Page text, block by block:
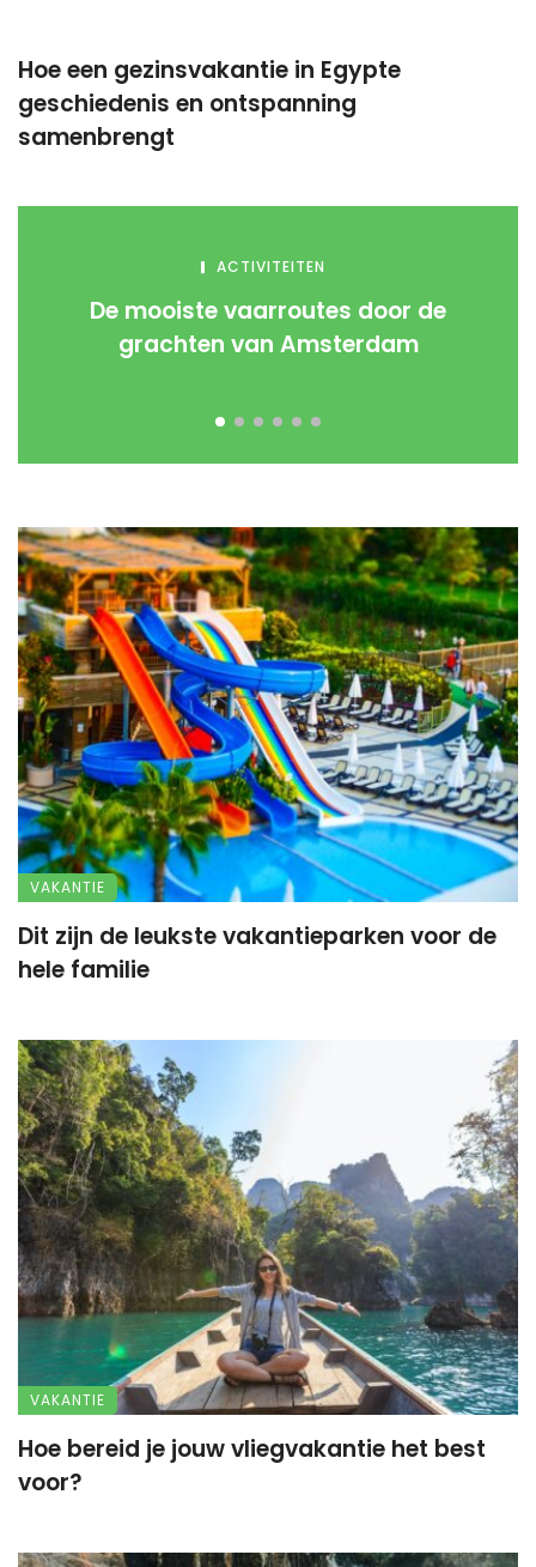
Hoe een gezinsvakantie in Egypte
geschiedenis en ontspanning
samenbrengt
ACTIVITEITEN
De mooiste vaarroutes door de
grachten van Amsterdam
VAKANTIE
Dit zijn de leukste vakantieparken voor de
hele familie
VAKANTIE
Hoe bereid je jouw vliegvakantie het best
voor?